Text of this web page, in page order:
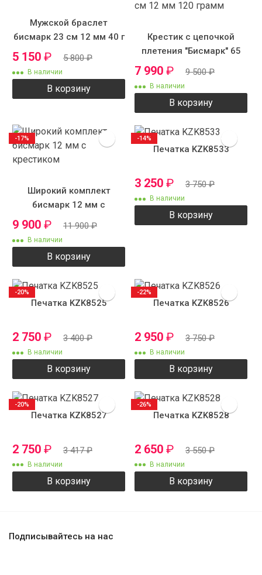
Мужской браслет
бисмарк 23 см 12 мм 40 г
5 150 ₽ 5 800₽
В наличии
В корзину
Крестик с цепочкой
плетения "Бисмарк" 65
см 12 мм 120 грамм
7 990 ₽ 9 500₽
В наличии
В корзину
Широкий комплект
бисмарк 12 мм с
крестиком
9 900 ₽ 11 900₽
В наличии
В корзину
-17%
Печатка KZK8533
3 250 ₽ 3 750₽
В наличии
В корзину
-14%
Печатка KZK8525
2 750 ₽ 3 400₽
В наличии
В корзину
-20%
Печатка KZK8526
2 950 ₽ 3 750₽
В наличии
В корзину
-22%
Печатка KZK8527
2 750 ₽ 3 417₽
В наличии
В корзину
-20%
Печатка KZK8528
2 650 ₽ 3 550₽
В наличии
В корзину
-26%
Подписывайтесь на нас